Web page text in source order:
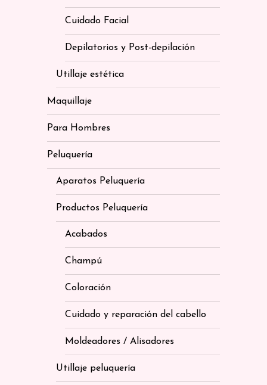
Cuidado Facial
Depilatorios y Post-depilación
Utillaje estética
Maquillaje
Para Hombres
Peluquería
Aparatos Peluquería
Productos Peluquería
Acabados
Champú
Coloración
Cuidado y reparación del cabello
Moldeadores / Alisadores
Utillaje peluquería